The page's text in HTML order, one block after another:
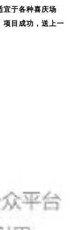
宜于各种喜庆场
项目成功，送上一